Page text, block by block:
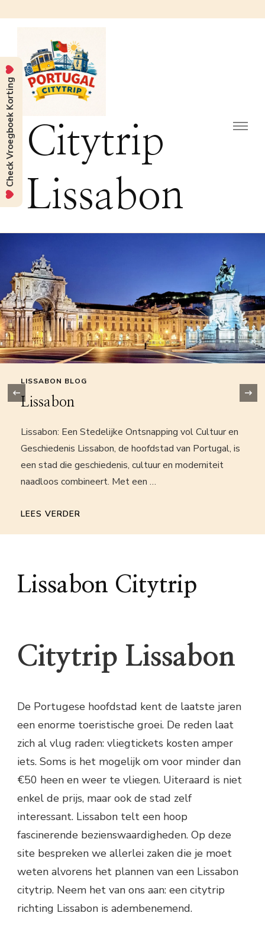
Citytrip
Lissabon
LISSABON BLOG
Lissabon
Lissabon: Een Stedelijke Ontsnapping vol Cultuur en
Geschiedenis Lissabon, de hoofdstad van Portugal, is
een stad die geschiedenis, cultuur en moderniteit
naadloos combineert. Met een …
LEES VERDER
Lissabon Citytrip
Citytrip Lissabon
De Portugese hoofdstad kent de laatste jaren
een enorme toeristische groei. De reden laat
zich al vlug raden: vliegtickets kosten amper
iets. Soms is het mogelijk om voor minder dan
€50 heen en weer te vliegen. Uiteraard is niet
enkel de prijs, maar ook de stad zelf
interessant. Lissabon telt een hoop
fascinerende bezienswaardigheden. Op deze
site bespreken we allerlei zaken die je moet
weten alvorens het plannen van een Lissabon
citytrip. Neem het van ons aan: een citytrip
richting Lissabon is adembenemend.
Check Vroegboek Korting